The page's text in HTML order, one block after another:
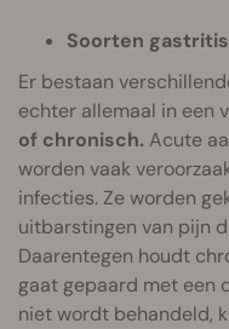
Soorten gastritis
Er bestaan
echter allemaal in een
of chronisch. Acute
worden vaak
infecties. Ze worden
uitbarstingen van pijn
Daarentegen houdt
gaat gepaard met een
niet wordt behandeld,